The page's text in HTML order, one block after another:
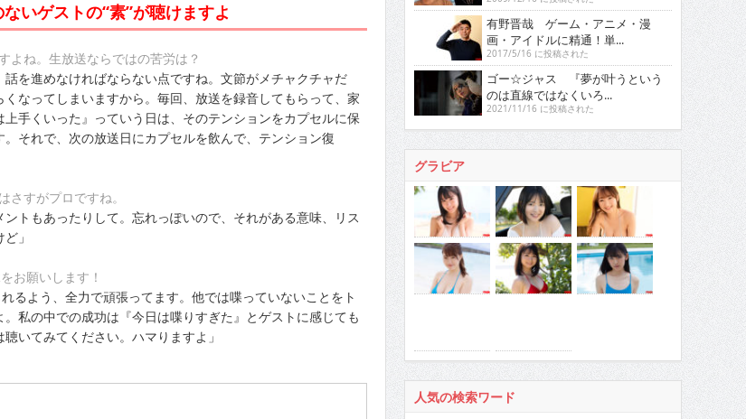
いゲストの“素”が聴けますよ
ね。生放送ならではの苦労は？
話を進めなければならない点ですね。文節がメチャクチャだ
なってしまいますから。毎回、放送を録音してもらって、家
手くいった』っていう日は、そのテンションをカプセルに保
それで、次の放送日にカプセルを飲んで、テンション復
すがプロですね。
ントもあったりして。忘れっぽいので、それがある意味、リス
」
お願いします！
れるよう、全力で頑張ってます。他では喋っていないことをト
私の中での成功は『今日は喋りすぎた』とゲストに感じても
いてみてください。ハマりますよ」
有野晋哉 ゲーム・アニメ・漫
画・アイドルに精通！単...
2017/5/16 に投稿された
ゴー☆ジャス 『夢が叶うという
のは直線ではなくいろ...
2021/11/16 に投稿された
グラビア
人気の検索ワード